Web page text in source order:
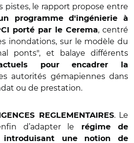
pistes, le rapport propose entre
programme d'ingénierie à
porté par le Cerema, centré
inondations, sur le modèle du
ponts", et balaye différents
pour encadrer la
autorités gémapiennes dans
ou de prestation.
REGLEMENTAIRES. Le
d’adapter le régime de
introduisant une notion de